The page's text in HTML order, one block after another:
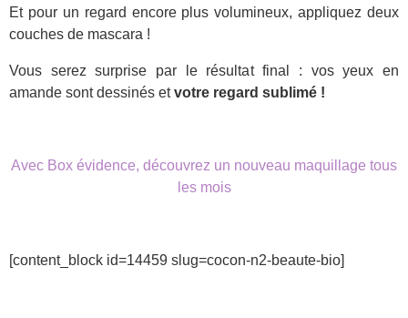
Et pour un regard encore plus volumineux, appliquez deux
couches de mascara !
Vous serez surprise par le résultat final : vos yeux en
amande sont dessinés etvotre regard sublimé !
Avec Box évidence, découvrez un nouveau maquillage tous
les mois
[content_block id=14459 slug=cocon-n2-beaute-bio]